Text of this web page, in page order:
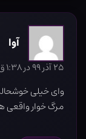
آوا
۲۵ آذر ۹۹ در ۱:۳۸ ق٫ظ
مرگ خوار